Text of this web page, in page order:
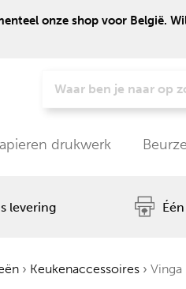
onze shop voor België.
drukwerk
levering
› Keukenaccessoires › Vinga